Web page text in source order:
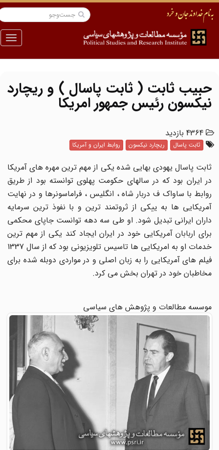
منو
حبیب ثابت ( ثابت پاسال ) و ریچارد
نیکسون رئیس جمهور امریکا
4364 بازدید
ثابت پاسال ریچارد نیکسون روابط ایران و آمریکا
ثابت پاسال یهودی بهایی شده یکی از مهم ترین مهره های آمریکا
در ایران بود که در سالهای حکومت پهلوی توانسته بود از طریق
روابط با ساواک ف دربار شاه ، انگلیس ، فراماسونرها و در نهایت
آمریکایی ها به ییکی از ثروتمند ترین و با نفوذ ترین سرمایه
داران ایرانی تبدیل شود. او طی سه دهه توانست جاپای محکمی
برای اربابان آمریکایی خود در ایران ایجاد کند یکی از مهم ترین
خدمات او به امریکایی ها تاسیس تلویزیونی بود که از سال 1337
فیلم های آمریکایی را به زبان اصلی و در مواردی دوبله شده برای
مخاطبان خود در تهران بخش می کرد.
موسسه مطالعات و پژوهش های سیاسی